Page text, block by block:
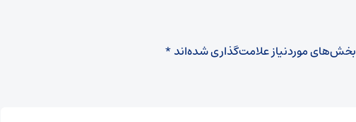
بخش‌های موردنیاز علامت‌گذاری شده‌اند*